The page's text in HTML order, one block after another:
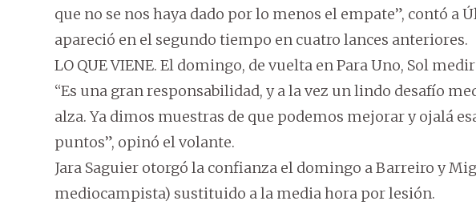
que no se nos haya dado por lo menos el empate”, contó a
apareció en el segundo tiempo en cuatro lances anteriores.
LO QUE VIENE. El domingo, de vuelta en Para Uno, Sol
“Es una gran responsabilidad, y a la vez un lindo desafío
alza. Ya dimos muestras de que podemos mejorar y ojalá
puntos”, opinó el volante.
Jara Saguier otorgó la confianza el domingo a Barreiro y
mediocampista) sustituido a la media hora por lesión.